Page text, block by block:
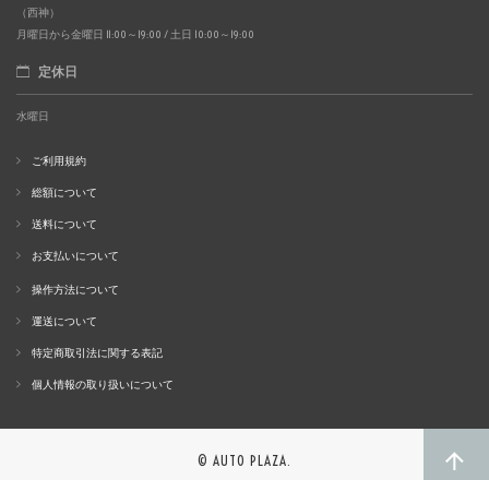
（西神）
月曜日から金曜日 11:00～19:00 / 土日 10:00～19:00
定休日
水曜日
ご利用規約
総額について
送料について
お支払いについて
操作方法について
運送について
特定商取引法に関する表記
個人情報の取り扱いについて
© AUTO PLAZA.